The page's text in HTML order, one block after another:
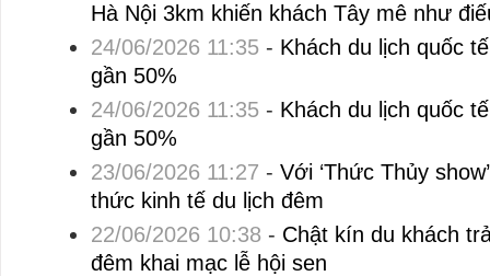
Hà Nội 3km khiến khách Tây mê như
24/06/2026 11:35- Khách du lịch quốc
gần 50%
24/06/2026 11:35- Khách du lịch quốc
gần 50%
23/06/2026 11:27 - Với ‘Thức Thủy
thức kinh tế du lịch đêm
22/06/2026 10:38 - Chật kín du khách
đêm khai mạc lễ hội sen